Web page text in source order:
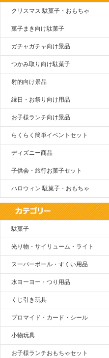
クリスマス 駄菓子・おもちゃ
菓子まき向け駄菓子
ガチャガチャ向け景品
つかみ取り向け駄菓子
射的向け景品
縁日・お祭り向け用品
お子様ランチ向け景品
らくらく簡単イベントセット
ディズニー商品
子供会・旅行お菓子セット
ハロウィン 駄菓子・おもちゃ
駄菓子
光り物・サイリューム・ライト
スーパーボール・すくい用品
水ヨーヨー・つり用品
くじ引き玩具
プロマイド・カード・シール
小物玩具
お子様ランチおもちゃセット